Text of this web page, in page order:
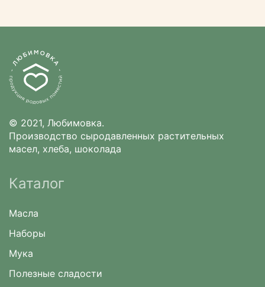
© 2021, Любимовка.
Производство сыродавленных растительных
масел, хлеба, шоколада
Каталог
Масла
Наборы
Мука
Полезные сладости